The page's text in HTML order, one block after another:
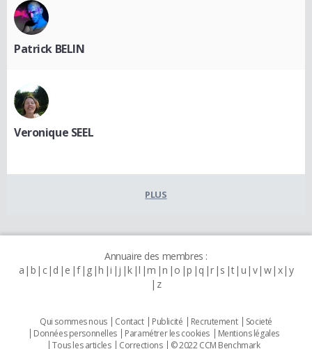
Patrick BELIN
Veronique SEEL
PLUS
Annuaire des membres :
a b c d e f g h i j k l m n o p q r s t u v w x y
z
Qui sommes nous Contact Publicité Recrutement
Societé
Données personnelles
Paramétrer les cookies
Mentions légales
Tous les articles
Corrections © 2022 CCM Benchmark